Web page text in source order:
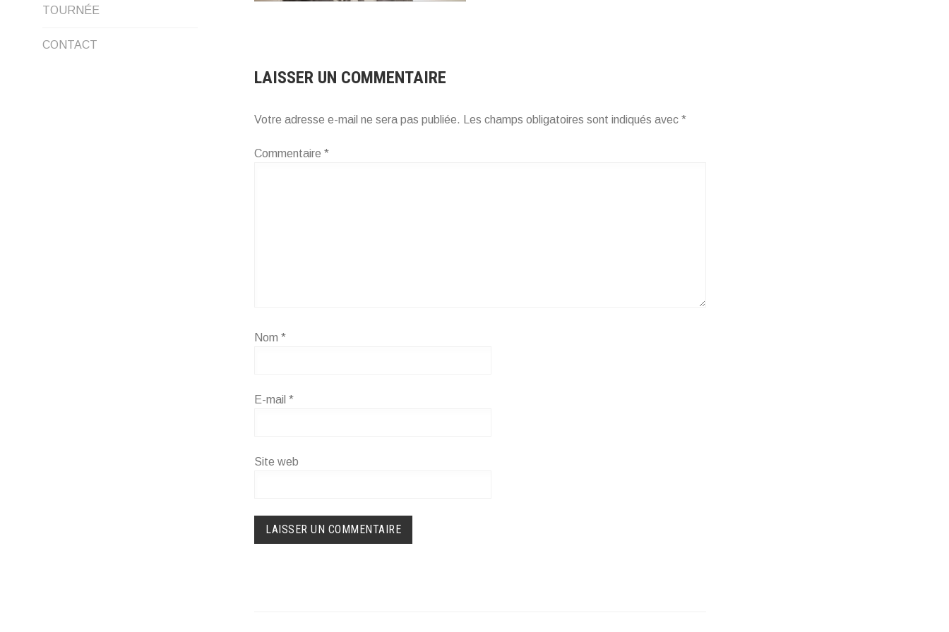
TOURNÉE
CONTACT
LAISSER UN COMMENTAIRE
Votre adresse e-mail ne sera pas publiée. Les champs obligatoires sont indiqués avec *
Commentaire *
Nom *
E-mail *
Site web